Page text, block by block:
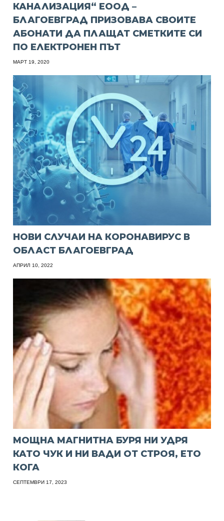
КАНАЛИЗАЦИЯ“ ЕООД –
БЛАГОЕВГРАД ПРИЗОВАВА СВОИТЕ
АБОНАТИ ДА ПЛАЩАТ СМЕТКИТЕ СИ
ПО ЕЛЕКТРОНЕН ПЪТ
МАРТ 19, 2020
НОВИ СЛУЧАИ НА КОРОНАВИРУС В
ОБЛАСТ БЛАГОЕВГРАД
АПРИЛ 10, 2022
МОЩНА МАГНИТНА БУРЯ НИ УДРЯ
КАТО ЧУК И НИ ВАДИ ОТ СТРОЯ, ЕТО
КОГА
СЕПТЕМВРИ 17, 2023